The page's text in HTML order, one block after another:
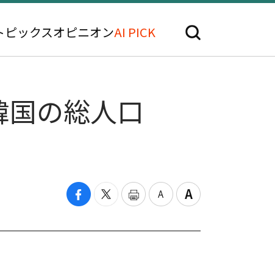
ピックスオピニオンAI PICK
の総人口